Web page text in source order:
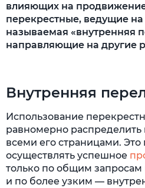
влияющих на
перекрестные, ведущие
называемая «внутренняя
направляющие на другие
Внутренняя
Использование
равномерно
всеми его страницами. Это
осуществлять успешное
только по общим запросам
и по более узким —